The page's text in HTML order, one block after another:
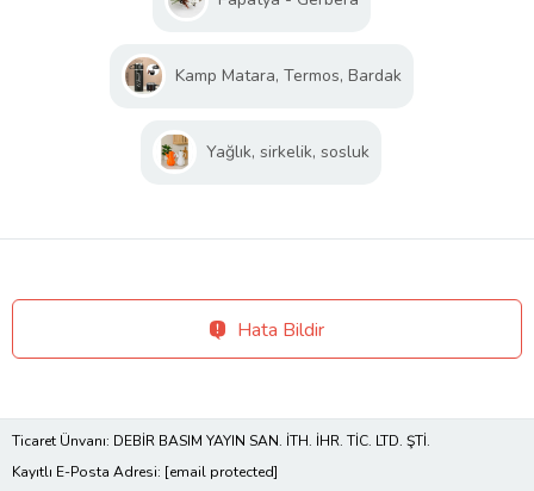
Kamp Matara, Termos, Bardak
Yağlık, sirkelik, sosluk
Hata Bildir
Ticaret Ünvanı: DEBİR BASIM YAYIN SAN. İTH. İHR. TİC. LTD. ŞTİ.
Kayıtlı E-Posta Adresi: [email protected]